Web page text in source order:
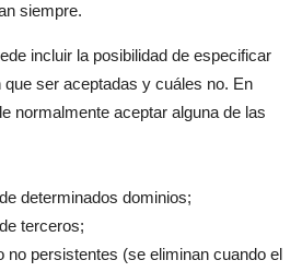
siempre.
incluir la posibilidad de especificar
que ser aceptadas y cuáles no. En
normalmente aceptar alguna de las
de determinados dominios;
de terceros;
no persistentes (se eliminan cuando el